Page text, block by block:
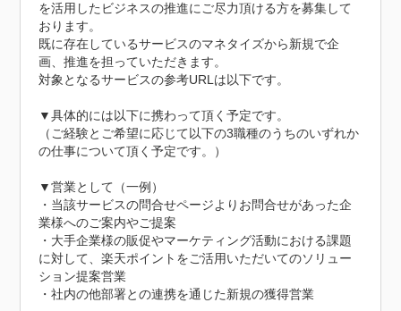
を活用したビジネスの推進にご尽力頂ける方を募集して
おります。
既に存在しているサービスのマネタイズから新規で企
画、推進を担っていただきます。
対象となるサービスの参考URLは以下です。
▼具体的には以下に携わって頂く予定です。
（ご経験とご希望に応じて以下の3職種のうちのいずれか
の仕事について頂く予定です。）
▼営業として（一例）
・当該サービスの問合せページよりお問合せがあった企
業様へのご案内やご提案
・大手企業様の販促やマーケティング活動における課題
に対して、楽天ポイントをご活用いただいてのソリュー
ション提案営業
・社内の他部署との連携を通じた新規の獲得営業